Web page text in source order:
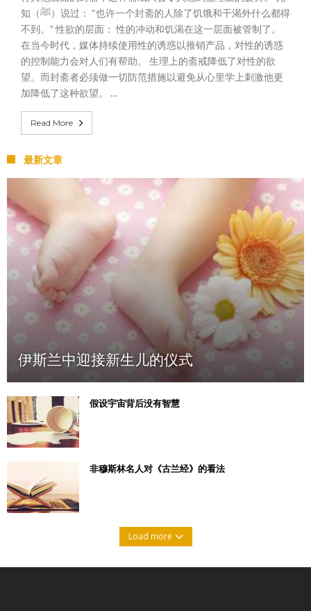
知（ﷺ）说过： “也许一个封斋的人除了饥饿和干渴外什么都得
不到。” 性欲的层面： 性的冲动和饥渴在这一层面被管制了。
在当今时代，媒体持续使用性的诱惑以推销产品，对性的诱惑
的控制能力会对人们有帮助。 生理上的斋戒降低了对性的欲
望。而封斋者必须做一切防范措施以避免从心里学上刺激他更
加降低了这种欲望。 …
Read More
最新文章
伊斯兰中迎接新生儿的仪式
假设宇宙背后没有智慧
非穆斯林名人对《古兰经》的看法
Load more